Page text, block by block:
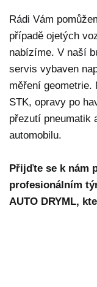
Rádi Vám
případě ojetých
nabízíme. V naší
servis vybaven
měření
STK, opravy po
přezutí pneumatik
automobilu.
Přijďte se k nám
profesionálním
AUTO DRYML,